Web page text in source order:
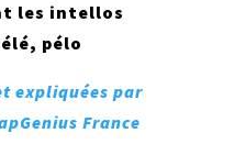
les intellos
pélo
expliquées par
France